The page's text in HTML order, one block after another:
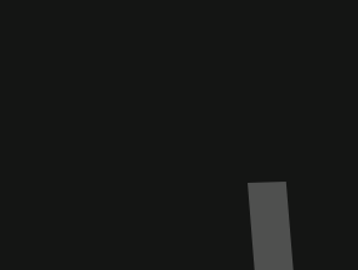
Marca El Corte